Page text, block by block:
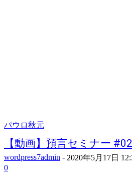
パウロ秋元
【動画】預言セミナー
wordpress7admin - 2020年5月17日
0